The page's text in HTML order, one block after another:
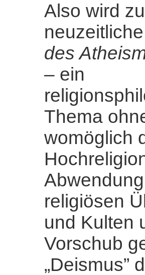
Also wird
neuzeitliche
des
‒ ein
Thema
womöglich
religiösen
und Kulten
Vorschub
„Deismus”